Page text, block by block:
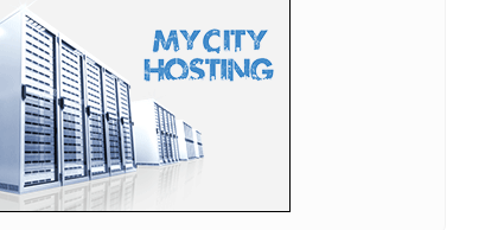
10:49:U Moskvi snežni nanosi skoro dvostruko veći od
normalne visine,...
10:49:Jak zemljotres pogodio Tursku!
10:48:Ferari: EU i njenim članicama potrebna i snažna i
demokratska S...